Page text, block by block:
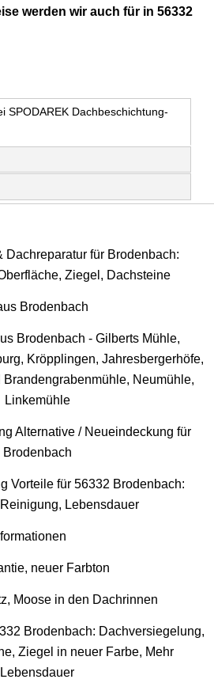
werden wir auch für in 56332
SPODAREK Dachbeschichtung-